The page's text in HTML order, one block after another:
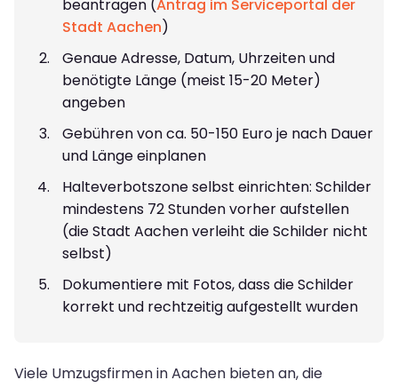
beantragen (Antrag im Serviceportal der
Stadt Aachen)
Genaue Adresse, Datum, Uhrzeiten und
benötigte Länge (meist 15-20 Meter)
angeben
Gebühren von ca. 50-150 Euro je nach Dauer
und Länge einplanen
Halteverbotszone selbst einrichten: Schilder
mindestens 72 Stunden vorher aufstellen
(die Stadt Aachen verleiht die Schilder nicht
selbst)
Dokumentiere mit Fotos, dass die Schilder
korrekt und rechtzeitig aufgestellt wurden
Viele Umzugsfirmen in Aachen bieten an, die